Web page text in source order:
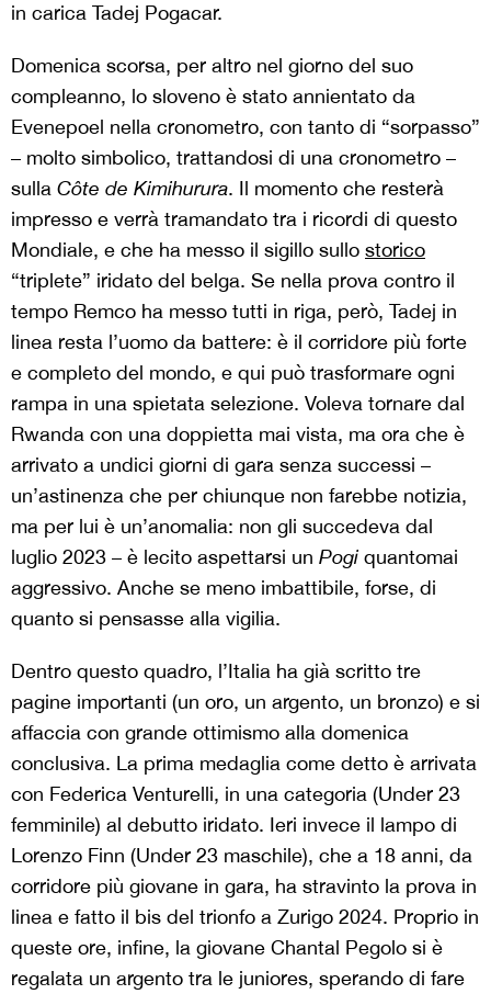
in carica Tadej Pogacar.
Domenica scorsa, per altro nel giorno del suo
compleanno, lo sloveno è stato annientato da
Evenepoel nella cronometro, con tanto di “sorpasso”
– molto simbolico, trattandosi di una cronometro –
sulla Côte de Kimihurura. Il momento che resterà
impresso e verrà tramandato tra i ricordi di questo
Mondiale, e che ha messo il sigillo sullo storico
“triplete” iridato del belga. Se nella prova contro il
tempo Remco ha messo tutti in riga, però, Tadej in
linea resta l’uomo da battere: è il corridore più forte
e completo del mondo, e qui può trasformare ogni
rampa in una spietata selezione. Voleva tornare dal
Rwanda con una doppietta mai vista, ma ora che è
arrivato a undici giorni di gara senza successi –
un’astinenza che per chiunque non farebbe notizia,
ma per lui è un’anomalia: non gli succedeva dal
luglio 2023 – è lecito aspettarsi un Pogi quantomai
aggressivo. Anche se meno imbattibile, forse, di
quanto si pensasse alla vigilia.
Dentro questo quadro, l’Italia ha già scritto tre
pagine importanti (un oro, un argento, un bronzo) e si
affaccia con grande ottimismo alla domenica
conclusiva. La prima medaglia come detto è arrivata
con Federica Venturelli, in una categoria (Under 23
femminile) al debutto iridato. Ieri invece il lampo di
Lorenzo Finn (Under 23 maschile), che a 18 anni, da
corridore più giovane in gara, ha stravinto la prova in
linea e fatto il bis del trionfo a Zurigo 2024. Proprio in
queste ore, infine, la giovane Chantal Pegolo si è
regalata un argento tra le juniores, sperando di fare